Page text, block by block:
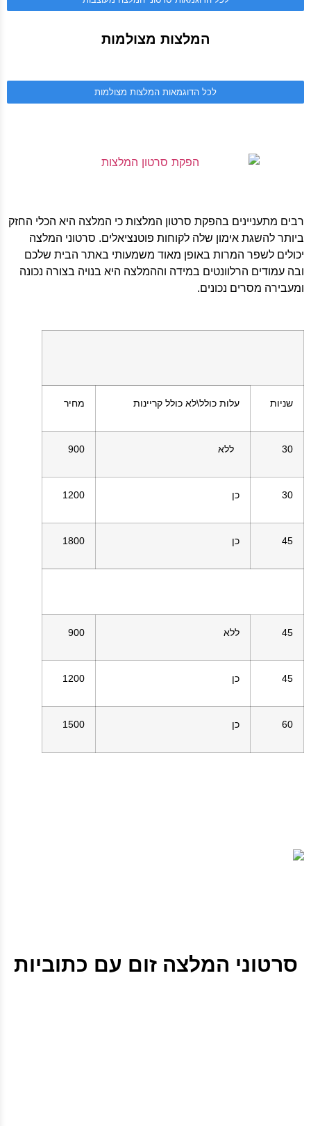
המלצות מצולמות
לכל הדוגמאות המלצות מצולמות
רבים מתעניינים בהפקת סרטון המלצות כי המלצה היא הכלי החזק
ביותר להשגת אימון שלה לקוחות פוטנציאלים. סרטוני המלצה
יכולים לשפר המרות באופן מאוד משמעותי באתר הבית שלכם
ובה עמודים הרלוונטים במידה וההמלצה היא בנויה בצורה נכונה
ומעבירה מסרים נכונים.
שניות עלות כולל\לא כולל קריינות מחיר
30 ללא 900
30 כן 1200
45 כן 1800
45 ללא 900
45 כן 1200
60 כן 1500
סרטוני המלצה זום עם כתוביות